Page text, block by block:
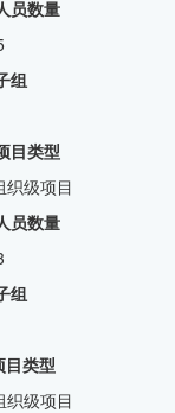
量
型
目
量
型
目